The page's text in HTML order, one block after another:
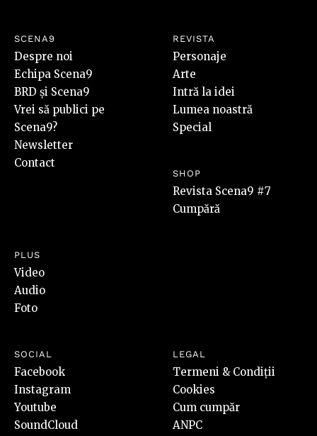
SCENA9
Despre noi
Echipa Scena9
BRD și Scena9
Vrei să publici pe
Scena9?
Newsletter
Contact
REVISTA
Personaje
Arte
Intră la idei
Lumea noastră
Special
SHOP
Revista Scena9 #7
Cumpără
PLUS
Video
Audio
Foto
SOCIAL
Facebook
Instagram
Youtube
SoundCloud
LEGAL
Termeni & Condiții
Cookies
Cum cumpăr
ANPC